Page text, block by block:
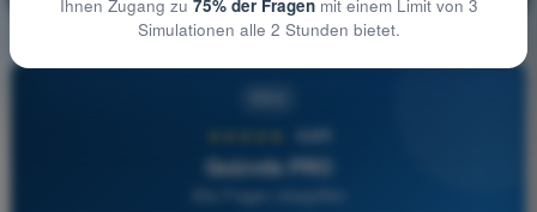
4,6/5
Quizvds PRO
Alle Fragen inbegriffen
Ihnen Zugang zu 75% der Fragenmit einem Limit von 3
Simulationen alle 2 Stunden bietet.